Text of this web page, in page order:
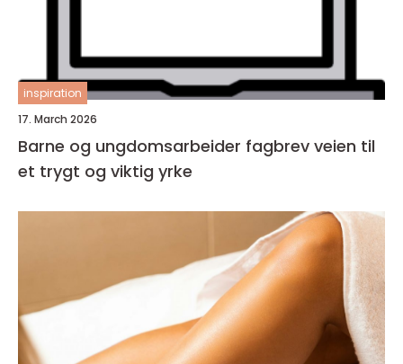
inspiration
17. March 2026
Barne og ungdomsarbeider fagbrev veien til
et trygt og viktig yrke